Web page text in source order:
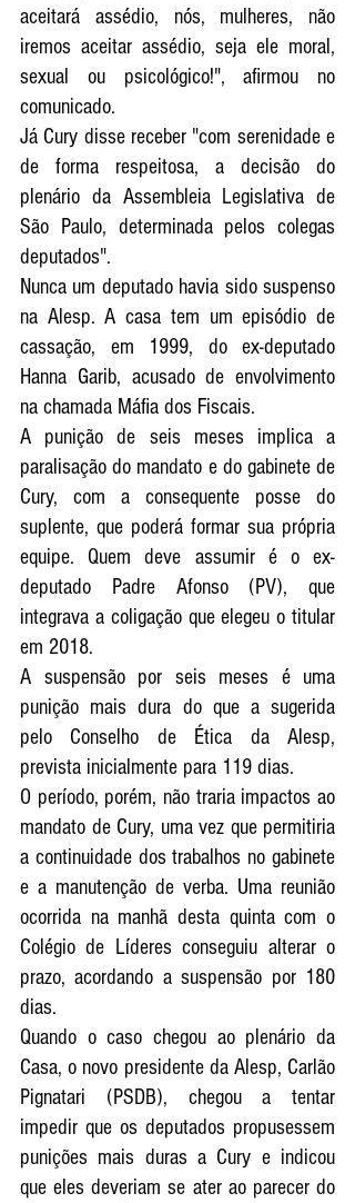
aceitará assédio, nós, mulheres, não
iremos aceitar assédio, seja ele moral,
sexual ou psicológico!", afirmou no
comunicado.
Já Cury disse receber "com serenidade e
de forma respeitosa, a decisão do
plenário da Assembleia Legislativa de
São Paulo, determinada pelos colegas
deputados".
Nunca um deputado havia sido suspenso
na Alesp. A casa tem um episódio de
cassação, em 1999, do ex-deputado
Hanna Garib, acusado de envolvimento
na chamada Máfia dos Fiscais.
A punição de seis meses implica a
paralisação do mandato e do gabinete de
Cury, com a consequente posse do
suplente, que poderá formar sua própria
equipe. Quem deve assumir é o ex-
deputado Padre Afonso (PV), que
integrava a coligação que elegeu o titular
em 2018.
A suspensão por seis meses é uma
punição mais dura do que a sugerida
pelo Conselho de Ética da Alesp,
prevista inicialmente para 119 dias.
O período, porém, não traria impactos ao
mandato de Cury, uma vez que permitiria
a continuidade dos trabalhos no gabinete
e a manutenção de verba. Uma reunião
ocorrida na manhã desta quinta com o
Colégio de Líderes conseguiu alterar o
prazo, acordando a suspensão por 180
dias.
Quando o caso chegou ao plenário da
Casa, o novo presidente da Alesp, Carlão
Pignatari (PSDB), chegou a tentar
impedir que os deputados propusessem
punições mais duras a Cury e indicou
que eles deveriam se ater ao parecer do